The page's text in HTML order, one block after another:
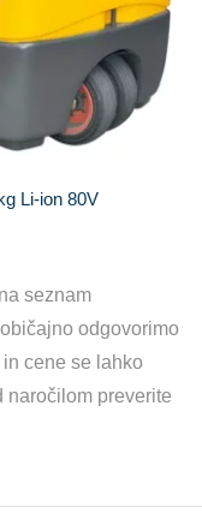
Li-ion 80V
seznam
odgovorimo
cene se lahko
naročilom preverite